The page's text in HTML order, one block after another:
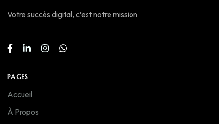
Votre succés digital, c’est notre mission
PAGES
Accueil
À Propos